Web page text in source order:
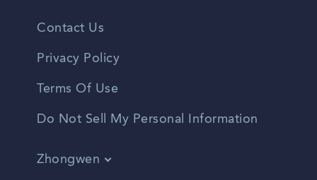
Contact Us
Privacy Policy
Terms Of Use
Do Not Sell My Personal Information
Zhongwen
English